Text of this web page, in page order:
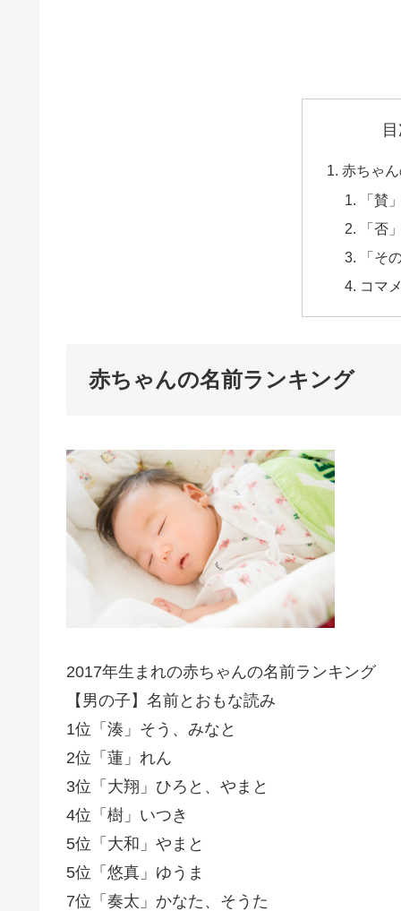
赤ちゃ
「賛
「否
「そ
コマ
赤ちゃんの名前ランキング
2017年生まれの赤ちゃんの名前ランキング
【男の子】名前とおもな読み
1位「湊」そう、みなと
2位「蓮」れん
3位「大翔」ひろと、やまと
4位「樹」いつき
5位「大和」やまと
5位「悠真」ゆうま
7位「奏太」かなた、そうた